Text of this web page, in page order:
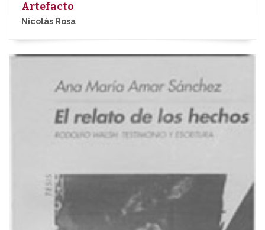
Artefacto
Nicolás Rosa